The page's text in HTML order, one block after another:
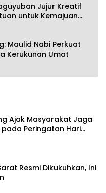
Jujur Kreatif
untuk Kemajuan
Maulid Nabi Perkuat
Kerukunan Umat
Ajak Masyarakat Jaga
Peringatan Hari
Resmi Dikukuhkan, Ini